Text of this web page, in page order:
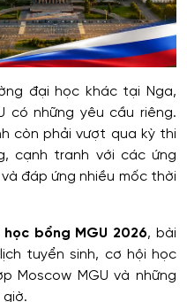
đại học khác tại Nga,
có những yêu cầu riêng.
còn phải vượt qua kỳ thi
cạnh tranh với các ứng
đáp ứng nhiều mốc thời
học bổng MGU 2026, bài
tuyển sinh, cơ hội học
Moscow MGU và những
giờ.